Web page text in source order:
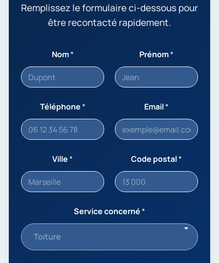
Remplissez le formulaire ci-dessous pour
être recontacté rapidement.
Nom* Prénom*
Téléphone* Email*
Ville* Code postal*
Service concerné*
Toiture